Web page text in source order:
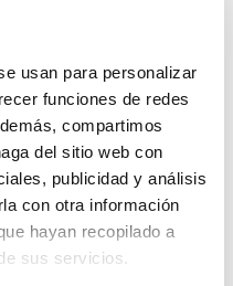
usan para personalizar
funciones de redes
compartimos
del sitio web con
publicidad y análisis
con otra información
hayan recopilado a
sus servicios.